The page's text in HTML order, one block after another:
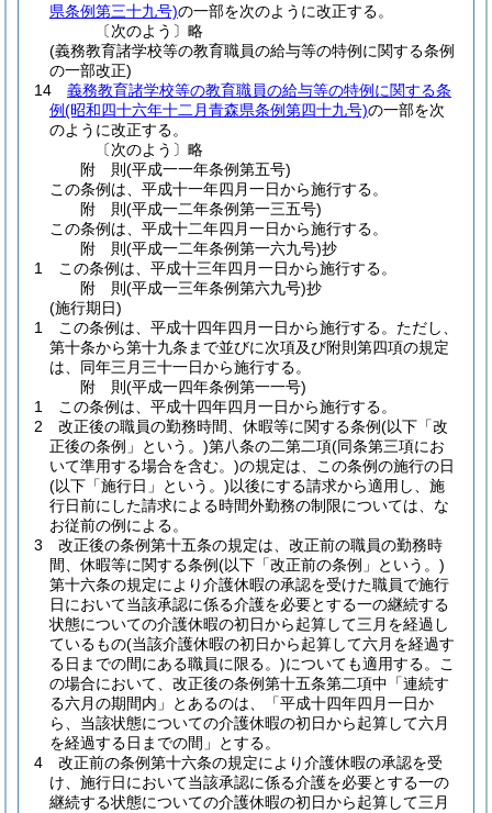
県条例第三十九号)の一部を次のように改正する。
〔次のよう〕略
(義務教育諸学校等の教育職員の給与等の特例に関する条例
の一部改正)
14
義務教育諸学校等の教育職員の給与等の特例に関する条
例(昭和四十六年十二月青森県条例第四十九号)の一部を次
のように改正する。
〔次のよう〕略
附 則(平成一一年条例第五号)
この条例は、平成十一年四月一日から施行する。
附 則(平成一二年条例第一三五号)
この条例は、平成十二年四月一日から施行する。
附 則(平成一二年条例第一六九号)抄
1
この条例は、平成十三年四月一日から施行する。
附 則(平成一三年条例第六九号)抄
(施行期日)
1
この条例は、平成十四年四月一日から施行する。 ただし、
第十条から第十九条まで並びに次項及び附則第四項の規定
は、同年三月三十一日から施行する。
附 則(平成一四年条例第一一号)
1
この条例は、平成十四年四月一日から施行する。
2
改正後の職員の勤務時間、休暇等に関する条例(以下「改
正後の条例」という。)第八条の二第二項(同条第三項にお
いて準用する場合を含む。)の規定は、この条例の施行の日
(以下「施行日」という。)以後にする請求から適用し、施
行日前にした請求による時間外勤務の制限については、な
お従前の例による。
3
改正後の条例第十五条の規定は、改正前の職員の勤務時
間、休暇等に関する条例(以下「改正前の条例」という。)
第十六条の規定により介護休暇の承認を受けた職員で施行
日において当該承認に係る介護を必要とする一の継続する
状態についての介護休暇の初日から起算して三月を経過し
ているもの(当該介護休暇の初日から起算して六月を経過す
る日までの間にある職員に限る。)についても適用する。
こ
の場合において、改正後の条例第十五条第二項中「連続す
る六月の期間内」とあるのは、「平成十四年四月一日か
ら、当該状態についての介護休暇の初日から起算して六月
を経過する日までの間」とする。
4
改正前の条例第十六条の規定により介護休暇の承認を受
け、施行日において当該承認に係る介護を必要とする一の
継続する状態についての介護休暇の初日から起算して三月